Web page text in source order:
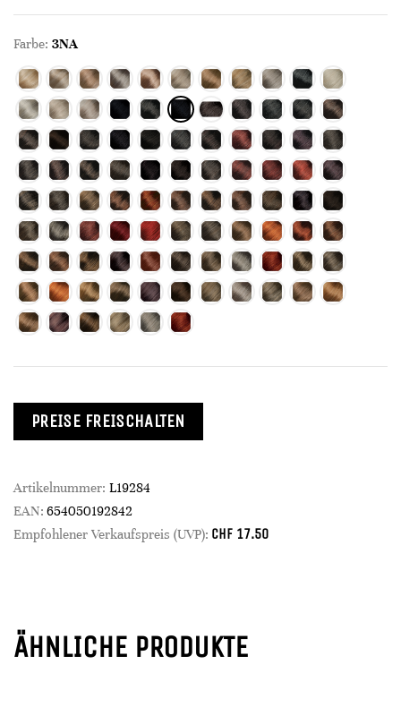
Farbe: 3NA
PREISE FREISCHALTEN
Artikelnummer: L19284
EAN: 654050192842
Empfohlener Verkaufspreis (UVP): CHF 17.50
ÄHNLICHE PRODUKTE